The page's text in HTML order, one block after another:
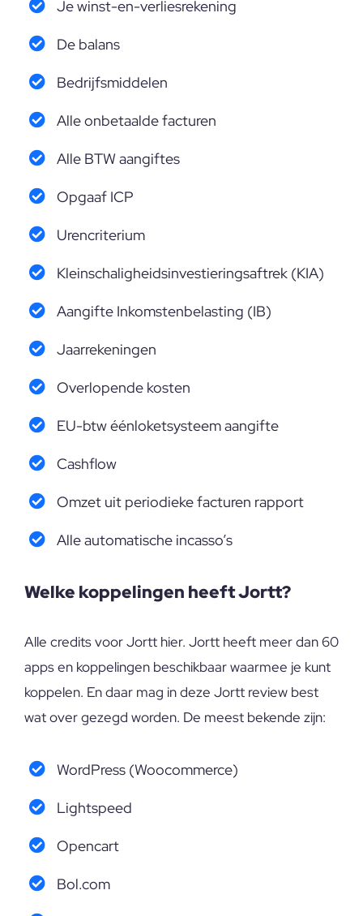
Je winst-en-verliesrekening
De balans
Bedrijfsmiddelen
Alle onbetaalde facturen
Alle BTW aangiftes
Opgaaf ICP
Urencriterium
Kleinschaligheidsinvestieringsaftrek (KIA)
Aangifte Inkomstenbelasting (IB)
Jaarrekeningen
Overlopende kosten
EU-btw éénloketsysteem aangifte
Cashflow
Omzet uit periodieke facturen rapport
Alle automatische incasso’s
Welke koppelingen heeft Jortt?
Alle credits voor Jortt hier. Jortt heeft meer dan 60
apps en koppelingen beschikbaar waarmee je kunt
koppelen. En daar mag in deze Jortt review best
wat over gezegd worden. De meest bekende zijn:
WordPress (Woocommerce)
Lightspeed
Opencart
Bol.com